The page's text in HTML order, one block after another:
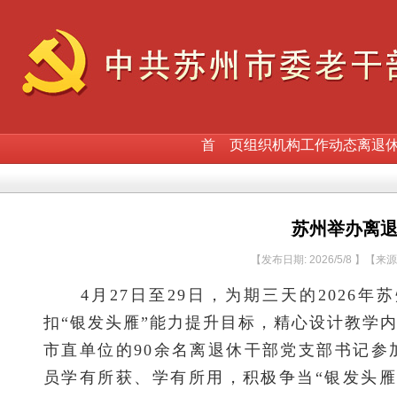
首 页组织机构工作动态离退
苏州举办离
【发布日期: 2026/5/8 】【来
4月27日至29日，为期三天的2026年苏
扣“银发头雁”能力提升目标，精心设计教学
市直单位的90余名离退休干部党支部书记
员学有所获、学有所用，积极争当“银发头